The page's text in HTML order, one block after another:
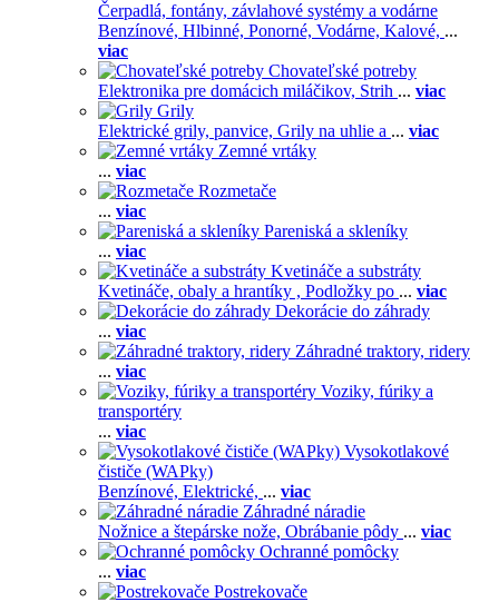
Čerpadlá, fontány, závlahové systémy a vodárne
Benzínové, Hlbinné, Ponorné, Vodárne, Kalové, ...
viac
Chovateľské potreby
Elektronika pre domácich miláčikov, Strih ... viac
Grily
Elektrické grily, panvice, Grily na uhlie a ... viac
Zemné vrtáky
... viac
Rozmetače
... viac
Pareniská a skleníky
... viac
Kvetináče a substráty
Kvetináče, obaly a hrantíky , Podložky po ... viac
Dekorácie do záhrady
... viac
Záhradné traktory, ridery
... viac
Voziky, fúriky a
transportéry
... viac
Vysokotlakové
čističe (WAPky)
Benzínové, Elektrické, ... viac
Záhradné náradie
Nožnice a štepárske nože, Obrábanie pôdy ... viac
Ochranné pomôcky
... viac
Postrekovače